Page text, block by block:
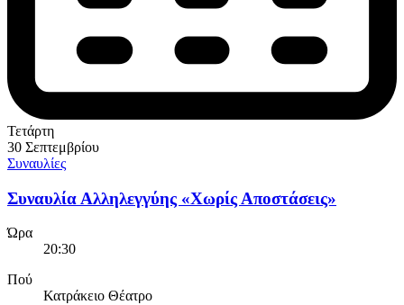
Τετάρτη
30 Σεπτεμβρίου
Συναυλίες
Συναυλία Αλληλεγγύης «Χωρίς Αποστάσεις»
Ώρα
20:30
Πού
Κατράκειο Θέατρο